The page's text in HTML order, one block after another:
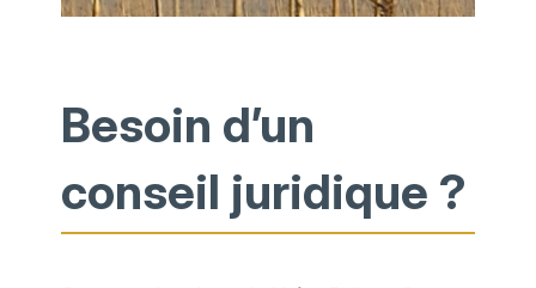
Besoin d’un
conseil juridique ?